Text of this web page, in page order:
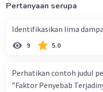
Pertanyaan serupa
Identifikasikan lima
9 5.0
Perhatikan contoh judul
”Faktor Penyebab